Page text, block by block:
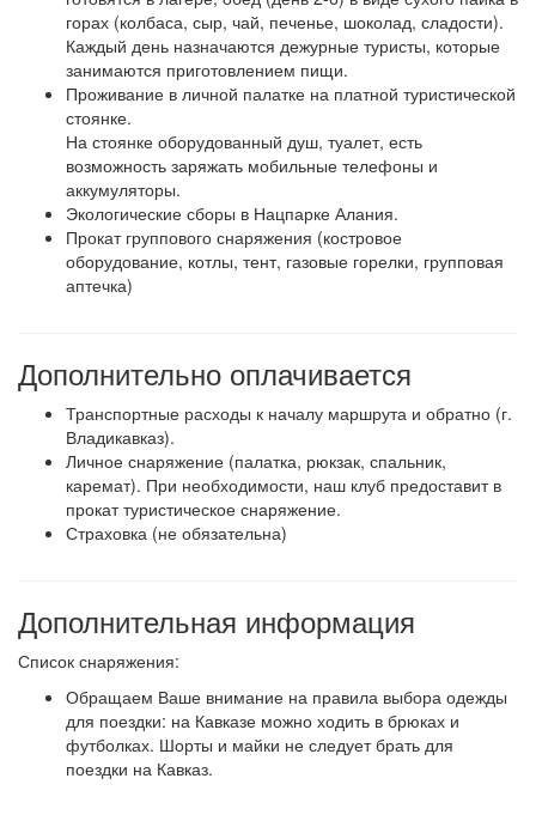
горах (колбаса, сыр, чай, печенье, шоколад, сладости).
Каждый день назначаются дежурные туристы, которые
занимаются приготовлением пищи.
Проживание в личной палатке на платной туристической
стоянке.
На стоянке оборудованный душ, туалет, есть
возможность заряжать мобильные телефоны и
аккумуляторы.
Экологические сборы в Нацпарке Алания.
Прокат группового снаряжения (костровое
оборудование, котлы, тент, газовые горелки, групповая
аптечка)
Дополнительно оплачивается
Транспортные расходы к началу маршрута и обратно (г.
Владикавказ).
Личное снаряжение (палатка, рюкзак, спальник,
каремат). При необходимости, наш клуб предоставит в
прокат туристическое снаряжение.
Страховка (не обязательна)
Дополнительная информация
Список снаряжения:
Обращаем Ваше внимание на правила выбора одежды
для поездки: на Кавказе можно ходить в брюках и
футболках. Шорты и майки не следует брать для
поездки на Кавказ.